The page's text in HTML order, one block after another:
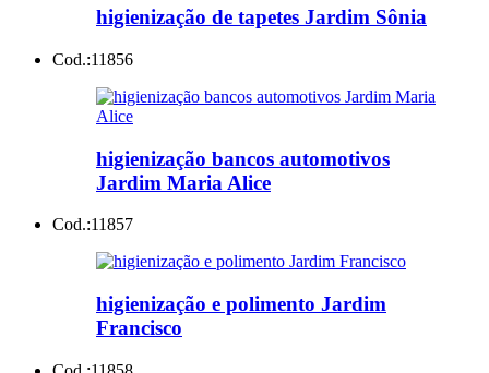
higienização de tapetes Jardim Sônia
Cod.:11856
higienização bancos automotivos
Jardim Maria Alice
Cod.:11857
higienização e polimento Jardim
Francisco